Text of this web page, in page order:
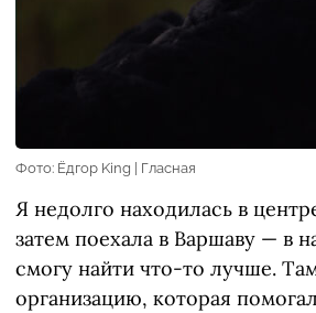
Фото: Ёдгор King | Гласная
Я недолго находилась в
затем поехала в Варшаву — в
смогу найти что-то лучше.
организацию, которая